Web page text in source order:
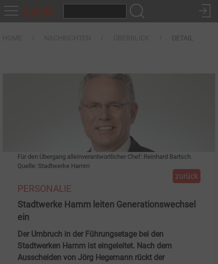
DETAIL
Für den Übergang alleinverantwortlicher Chef: Reinhard Bartsch.
Quelle: Stadtwerke Hamm
zurück
PERSONALIE
Stadtwerke Hamm leiten Generationswechsel
ein
Der Umbruch in der Führungsetage bei den
Stadtwerken Hamm ist eingeleitet. Nach dem
Ausscheiden von Jörg Hegemann rückt der